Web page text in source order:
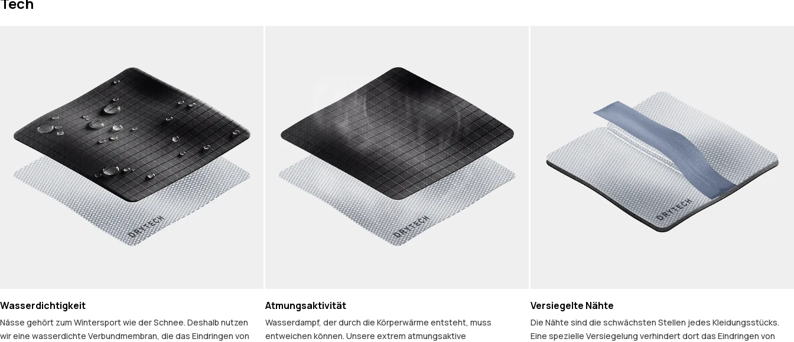
Wasserdichtigkeit
Nässe gehört zum Wintersport wie der Schnee. Deshalb nutzen
wir eine wasserdichte Verbundmembran, die das Eindringen von
Atmungsaktivität
Wasserdampf, der durch die Körperwärme entsteht, muss
entweichen können. Unsere extrem atmungsaktive
Versiegelte Nähte
Die Nähte sind die schwächsten Stellen jedes Kleidungsstücks.
Eine spezielle Versiegelung verhindert dort das Eindringen von